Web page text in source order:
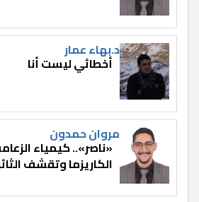
د.بهاء عمار
أخطائي ليست أنا
مروان حمدون
«ناصر».. كيمياء
الكاريزما وتقشف